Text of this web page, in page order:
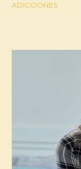
ADICCIONES